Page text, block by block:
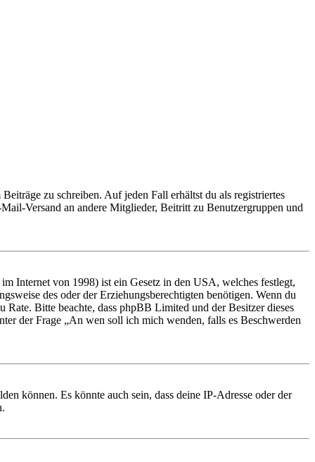
zu schreiben. Auf jeden Fall erhältst du als registriertes
Versand an andere Mitglieder, Beitritt zu Benutzergruppen und
Internet von 1998) ist ein Gesetz in den USA, welches festlegt,
des oder der Erziehungsberechtigten benötigen. Wenn du
Bitte beachte, dass phpBB Limited und der Besitzer dieses
der Frage „An wen soll ich mich wenden, falls es Beschwerden
können. Es könnte auch sein, dass deine IP-Adresse oder der